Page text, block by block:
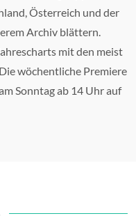
Österreich und der
Archiv blättern.
mit den meist
wöchentliche Premiere
Sonntag ab 14 Uhr auf